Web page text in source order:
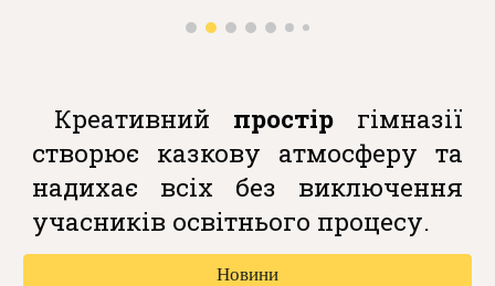
Креативний простір гімназії
створює казкову атмосферу та
надихає всіх без виключення
учасників освітнього процесу.
Новини